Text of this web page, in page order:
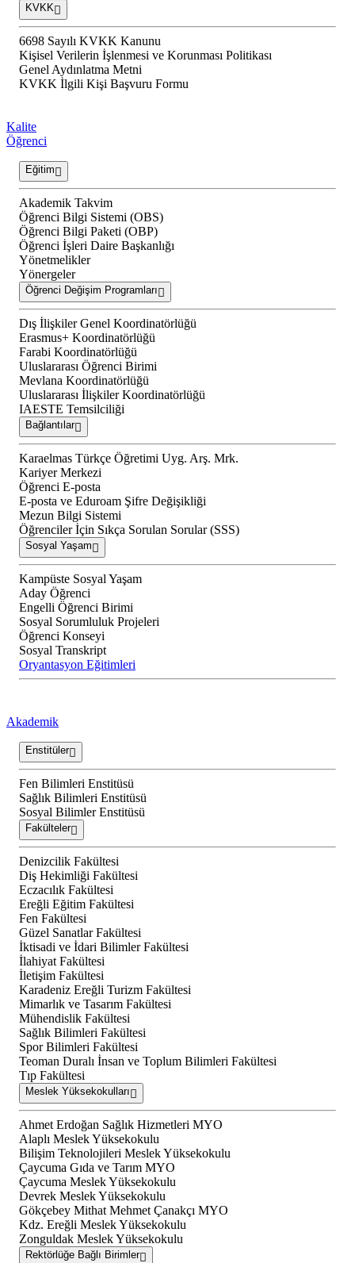
KVKK
6698 Sayılı KVKK Kanunu
Kişisel Verilerin İşlenmesi ve Korunması Politikası
Genel Aydınlatma Metni
KVKK İlgili Kişi Başvuru Formu
Kalite
Öğrenci
Eğitim
Akademik Takvim
Öğrenci Bilgi Sistemi (OBS)
Öğrenci Bilgi Paketi (OBP)
Öğrenci İşleri Daire Başkanlığı
Yönetmelikler
Yönergeler
Öğrenci Değişim Programları
Dış İlişkiler Genel Koordinatörlüğü
Erasmus+ Koordinatörlüğü
Farabi Koordinatörlüğü
Uluslararası Öğrenci Birimi
Mevlana Koordinatörlüğü
Uluslararası İlişkiler Koordinatörlüğü
IAESTE Temsilciliği
Bağlantılar
Karaelmas Türkçe Öğretimi Uyg. Arş. Mrk.
Kariyer Merkezi
Öğrenci E-posta
E-posta ve Eduroam Şifre Değişikliği
Mezun Bilgi Sistemi
Öğrenciler İçin Sıkça Sorulan Sorular (SSS)
Sosyal Yaşam
Kampüste Sosyal Yaşam
Aday Öğrenci
Engelli Öğrenci Birimi
Sosyal Sorumluluk Projeleri
Öğrenci Konseyi
Sosyal Transkript
Oryantasyon Eğitimleri
Akademik
Enstitüler
Fen Bilimleri Enstitüsü
Sağlık Bilimleri Enstitüsü
Sosyal Bilimler Enstitüsü
Fakülteler
Denizcilik Fakültesi
Diş Hekimliği Fakültesi
Eczacılık Fakültesi
Ereğli Eğitim Fakültesi
Fen Fakültesi
Güzel Sanatlar Fakültesi
İktisadi ve İdari Bilimler Fakültesi
İlahiyat Fakültesi
İletişim Fakültesi
Karadeniz Ereğli Turizm Fakültesi
Mimarlık ve Tasarım Fakültesi
Mühendislik Fakültesi
Sağlık Bilimleri Fakültesi
Spor Bilimleri Fakültesi
Teoman Duralı İnsan ve Toplum Bilimleri Fakültesi
Tıp Fakültesi
Meslek Yüksekokulları
Ahmet Erdoğan Sağlık Hizmetleri MYO
Alaplı Meslek Yüksekokulu
Bilişim Teknolojileri Meslek Yüksekokulu
Çaycuma Gıda ve Tarım MYO
Çaycuma Meslek Yüksekokulu
Devrek Meslek Yüksekokulu
Gökçebey Mithat Mehmet Çanakçı MYO
Kdz. Ereğli Meslek Yüksekokulu
Zonguldak Meslek Yüksekokulu
Rektörlüğe Bağlı Birimler